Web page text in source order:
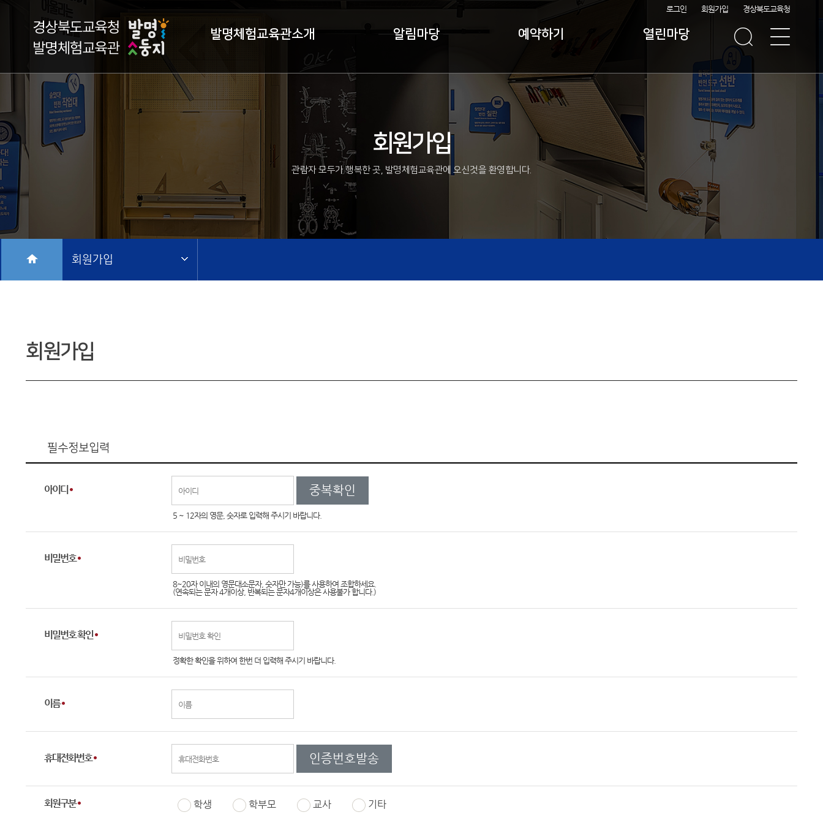
로그인 회원가입 경상북도교육청
발명체험교육관소개 알림마당 예약하기 열린마당
회원가입
관람자 모두가 행복한 곳, 발명체험교육관에 오신것을 환영합니다.
회원가입
회원가입
필수정보입력
아이디 중복확인
5 ~ 12자의 영문, 숫자로 입력해 주시기 바랍니다.
비밀번호
8~20자 이내의 영문대소문자, 숫자만 가능)를 사용하여 조합하세요.
(연속되는 문자 4개이상, 반복되는 문자4개이상은 사용불가 합니다.)
비밀번호 확인
정확한 확인을 위하여 한번 더 입력해 주시기 바랍니다.
이름
휴대전화번호 인증번호발송
회원구분 학생 학부모 교사 기타